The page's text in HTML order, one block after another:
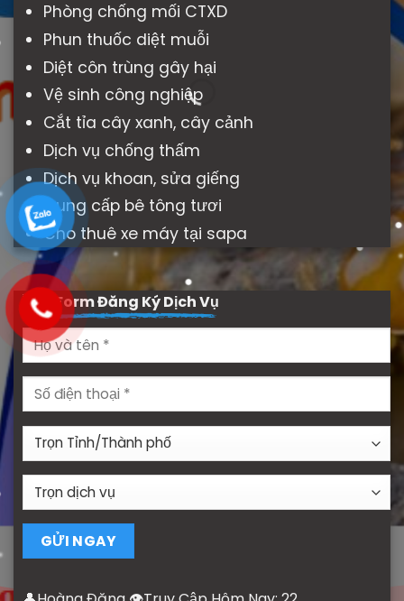
Phòng chống mối CTXD
Phun thuốc diệt muỗi
Diệt côn trùng gây hại
Vệ sinh công nghiệp
Cắt tỉa cây xanh, cây cảnh
Dịch vụ chống thấm
Dịch vụ khoan, sửa giếng
Cung cấp bê tông tươi
Cho thuê xe máy tại sapa
🇻🇳 Form Đăng Ký Dịch Vụ